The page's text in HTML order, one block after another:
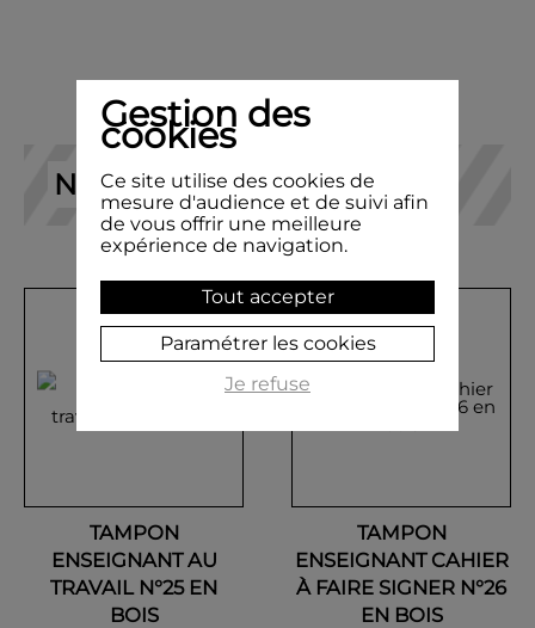
NOS RECOMMANDATIONS
TAMPON
ENSEIGNANT AU
TRAVAIL N°25 EN
BOIS
TAMPON
ENSEIGNANT CAHIER
À FAIRE SIGNER N°26
EN BOIS
Gestion des
cookies
Ce site utilise des cookies de
mesure d'audience et de suivi afin
de vous offrir une meilleure
expérience de navigation.
Tout accepter
Paramétrer les cookies
Je refuse